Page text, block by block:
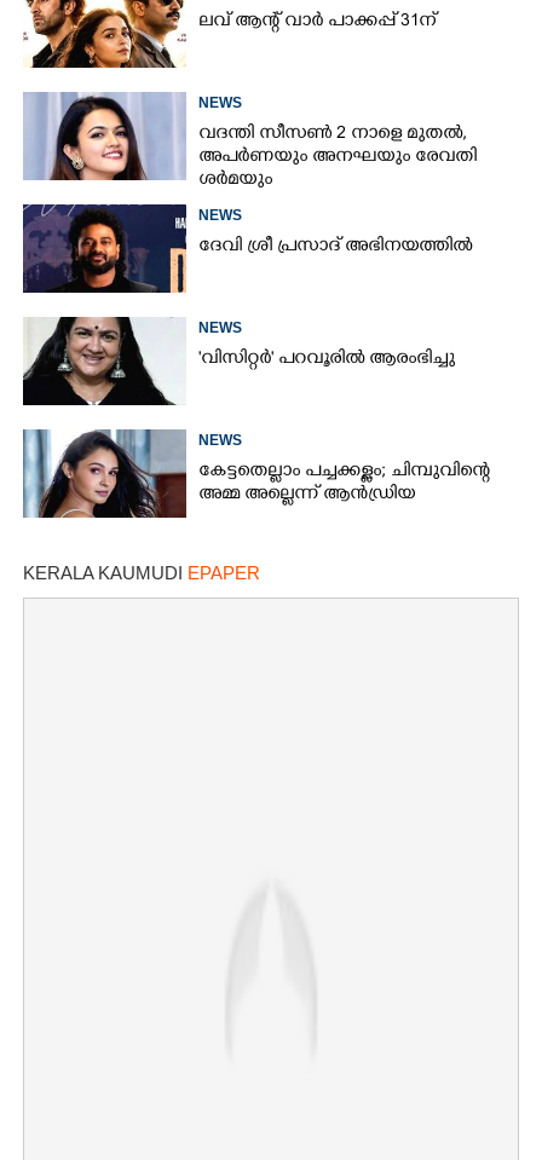
ലവ് ആന്റ് വാർ പാക്കപ്പ് 31ന്
NEWS
വദന്തി സീസൺ 2 നാളെ മുതൽ,
അപർണയും അനഘയും രേവതി
ശർമയും
NEWS
ദേവി ശ്രീ പ്രസാദ് അഭിനയത്തിൽ
NEWS
'വിസിറ്റർ' പറവൂരിൽ ആരംഭിച്ചു
NEWS
കേട്ടതെല്ലാം പച്ചക്കള്ളം; ചിമ്പുവിന്റെ
അമ്മ അല്ലെന്ന് ആൻഡ്രിയ
KERALA KAUMUDI EPAPER
Share this link
Copy Link